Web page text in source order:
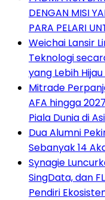
DENGAN MISI
PARA PELARI
Weichai Lansir
Teknologi
yang Lebih
Mitrade
AFA hingga
Piala Dunia di
Dua Alumni
Sebanyak 14
Synagie
SingData, dan
Pendiri